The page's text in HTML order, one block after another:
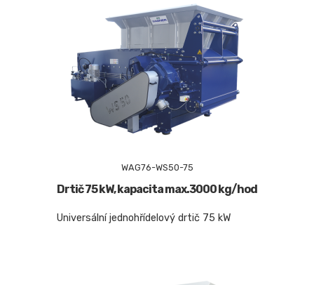
WAG76-WS50-75
Drtič 75 kW, kapacita max.3000 kg/hod
Universální jednohřídelový drtič 75 kW